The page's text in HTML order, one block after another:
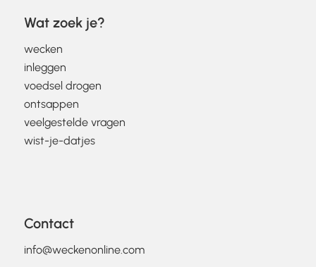
Wat zoek je?
wecken
inleggen
voedsel drogen
ontsappen
veelgestelde vragen
wist-je-datjes
Contact
info@weckenonline.com